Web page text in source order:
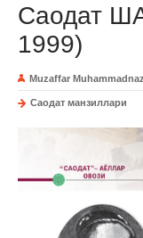
Саодат
1999)
Muzaffar
Саодат манзиллари